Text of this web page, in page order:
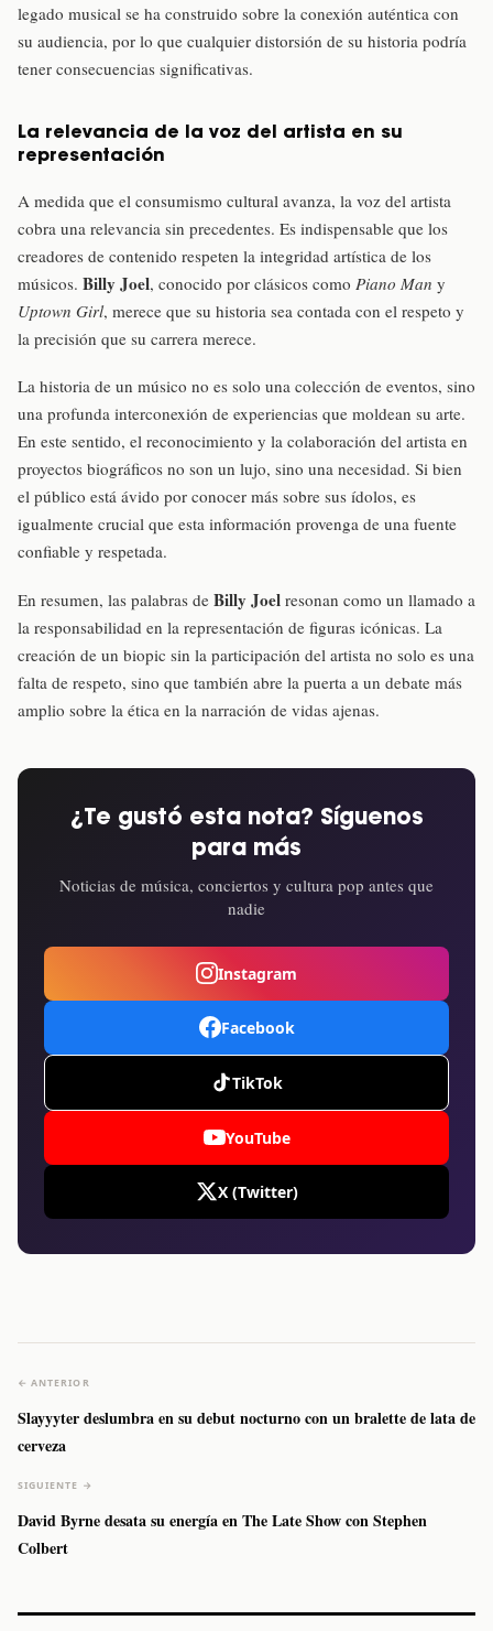
legado musical se ha construido sobre la conexión auténtica con
su audiencia, por lo que cualquier distorsión de su historia podría
tener consecuencias significativas.
La relevancia de la voz del artista en su
representación
A medida que el consumismo cultural avanza, la voz del artista
cobra una relevancia sin precedentes. Es indispensable que los
creadores de contenido respeten la integridad artística de los
músicos. Billy Joel, conocido por clásicos como Piano Man y
Uptown Girl, merece que su historia sea contada con el respeto y
la precisión que su carrera merece.
La historia de un músico no es solo una colección de eventos, sino
una profunda interconexión de experiencias que moldean su arte.
En este sentido, el reconocimiento y la colaboración del artista en
proyectos biográficos no son un lujo, sino una necesidad. Si bien
el público está ávido por conocer más sobre sus ídolos, es
igualmente crucial que esta información provenga de una fuente
confiable y respetada.
En resumen, las palabras de Billy Joel resonan como un llamado a
la responsabilidad en la representación de figuras icónicas. La
creación de un biopic sin la participación del artista no solo es una
falta de respeto, sino que también abre la puerta a un debate más
amplio sobre la ética en la narración de vidas ajenas.
¿Te gustó esta nota? Síguenos
para más
Noticias de música, conciertos y cultura pop antes que
nadie
Instagram
Facebook
TikTok
YouTube
X (Twitter)
← ANTERIOR
Slayyyter deslumbra en su debut nocturno con un bralette de lata de
cerveza
SIGUIENTE →
David Byrne desata su energía en The Late Show con Stephen
Colbert